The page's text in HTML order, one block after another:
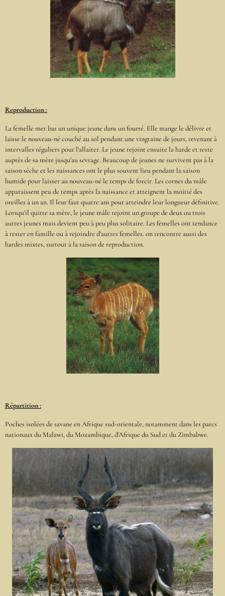
Reproduction :
La femelle met bas un unique jeune dans un fourré. Elle mange le délivre et
laisse le nouveau-né couché au sol pendant une vingtaine de jours, revenant à
intervalles réguliers pour l'allaiter. Le jeune rejoint ensuite la harde et reste
auprès de sa mère jusqu'au sevrage. Beaucoup de jeunes ne survivent pas à la
saison sèche et les naissances ont le plus souvent lieu pendant la saison
humide pour laisser au nouveau-né le temps de forcir. Les cornes du mâle
apparaissent peu de temps après la naissance et atteignent la moitié des
oreilles à un an. Il leur faut quatre ans pour atteindre leur longueur définitive.
Lorsqu'il quitte sa mère, le jeune mâle rejoint un groupe de deux ou trois
autres jeunes mais devient peu à peu plus solitaire. Les femelles ont tendance
à rester en famille ou à rejoindre d'autres femelles. on rencontre aussi des
hardes mixtes, surtout à la saison de reproduction.
Répartition :
Poches isolées de savane en Afrique sud-orientale, notamment dans les parcs
nationaux du Malawi, du Mozambique, d'Afrique du Sud et du Zimbabwe.